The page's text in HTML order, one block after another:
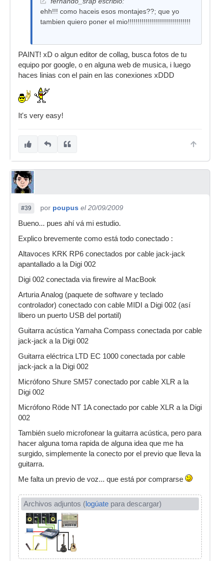
ehh!!! como haceis esos montajes??; que yo
tambien quiero poner el mio!!!!!!!!!!!!!!!!!!!!!!!!!!!!!!!!
PAINT! xD o algun editor de collag, busca fotos de tu
equipo por google, o en alguna web de musica, i luego
haces linias con el pain en las conexiones xDDD
It's very easy!
#39 por poupus el 20/09/2009
Bueno... pues ahí vá mi estudio.
Explico brevemente como está todo conectado :
Altavoces KRK RP6 conectados por cable jack-jack
apantallado a la Digi 002
Digi 002 conectada via firewire al MacBook
Arturia Analog (paquete de software y teclado
controlador) conectado con cable MIDI a Digi 002 (así
libero un puerto USB del portatil)
Guitarra acústica Yamaha Compass conectada por cable
jack-jack a la Digi 002
Guitarra eléctrica LTD EC 1000 conectada por cable
jack-jack a la Digi 002
Micrófono Shure SM57 conectado por cable XLR a la
Digi 002
Micrófono Röde NT 1A conectado por cable XLR a la Digi
002
También suelo microfonear la guitarra acústica, pero para
hacer alguna toma rapida de alguna idea que me ha
surgido, simplemente la conecto por el previo que lleva la
guitarra.
Me falta un previo de voz... que está por comprarse
Archivos adjuntos (logúate para descargar)